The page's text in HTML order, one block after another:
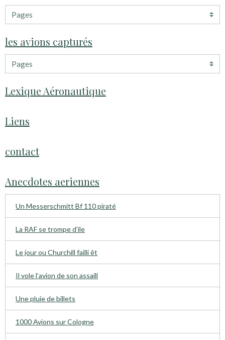
les avions capturés
Lexique Aéronautique
Liens
contact
Anecdotes aeriennes
Un Messerschmitt Bf 110 piraté
La RAF se trompe d’ile
Le jour ou Churchill failli êt
Il vole l’avion de son assaill
Une pluie de billets
1000 Avions sur Cologne